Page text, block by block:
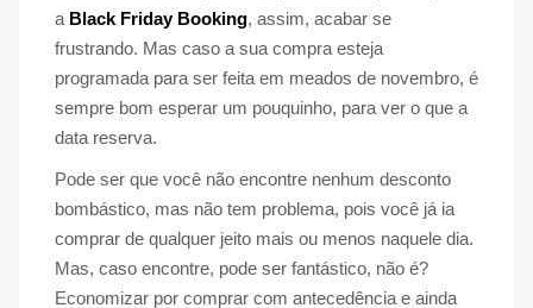
a Black Friday Booking, assim, acabar se
frustrando. Mas caso a sua compra esteja
programada para ser feita em meados de novembro, é
sempre bom esperar um pouquinho, para ver o que a
data reserva.
Pode ser que você não encontre nenhum desconto
bombástico, mas não tem problema, pois você já ia
comprar de qualquer jeito mais ou menos naquele dia.
Mas, caso encontre, pode ser fantástico, não é?
Economizar por comprar com antecedência e ainda